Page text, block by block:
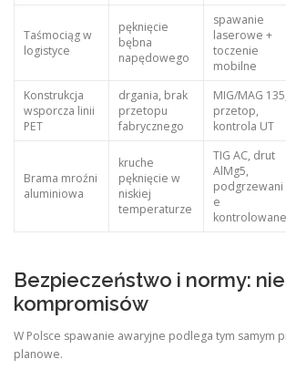
Taśmociąg w
logistyce
pęknięcie
bębna
napędowego
spawanie
laserowe +
toczenie
mobilne
Konstrukcja
wsporcza linii
PET
drgania, brak
przetopu
fabrycznego
MIG/MAG 135,
przetop,
kontrola UT
Brama mroźni
aluminiowa
kruche
pęknięcie w
niskiej
temperaturze
TIG AC, drut
AlMg5,
podgrzewani
e
kontrolowane
Bezpieczeństwo i normy:
kompromisów
W Polsce spawanie awaryjne podlega tym samym
planowe.